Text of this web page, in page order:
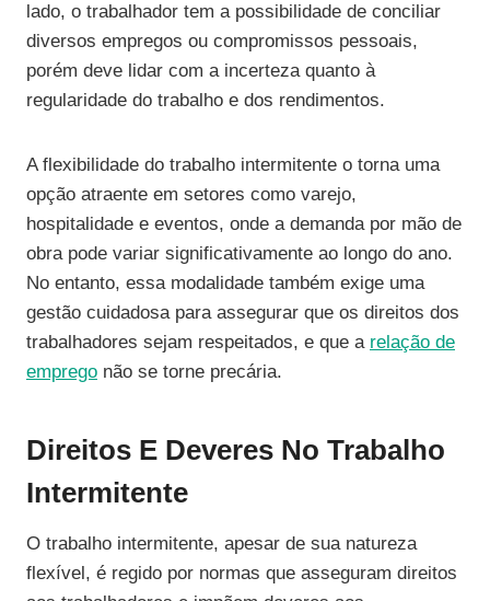
lado, o trabalhador tem a possibilidade de conciliar
diversos empregos ou compromissos pessoais,
porém deve lidar com a incerteza quanto à
regularidade do trabalho e dos rendimentos.
A flexibilidade do trabalho intermitente o torna uma
opção atraente em setores como varejo,
hospitalidade e eventos, onde a demanda por mão de
obra pode variar significativamente ao longo do ano.
No entanto, essa modalidade também exige uma
gestão cuidadosa para assegurar que os direitos dos
trabalhadores sejam respeitados, e que a relação de
emprego não se torne precária.
Direitos E Deveres No Trabalho
Intermitente
O trabalho intermitente, apesar de sua natureza
flexível, é regido por normas que asseguram direitos